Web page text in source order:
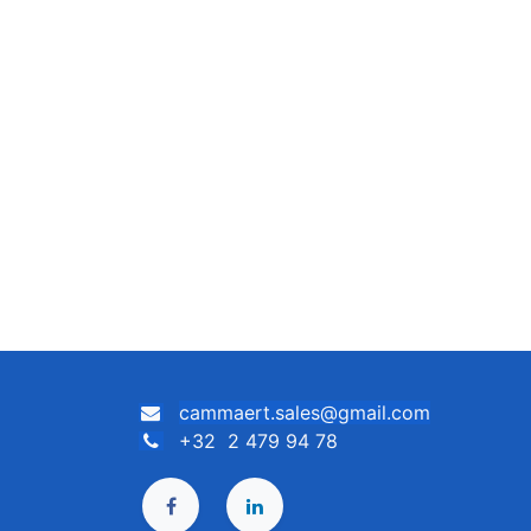
cammaert.sales@gmail.com
+32 2 479 94 78